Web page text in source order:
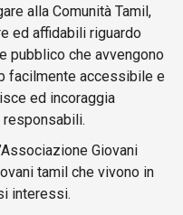
alla Comunità Tamil,
ed affidabili riguardo
pubblico che avvengono
facilmente accessibile e
ed incoraggia
Giovani
tamil che vivono in
interessi.